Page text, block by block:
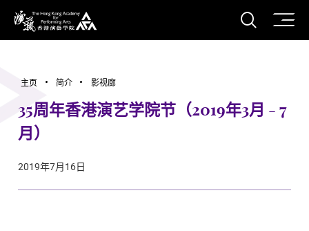
香港演艺学院
打开
主页 简介 影视廊
35周年香港演艺学院节（2019年3月 - 7
月）
2019年7月16日